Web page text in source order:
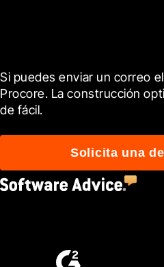
Si puedes enviar un correo
Procore. La construcción
de fácil.
Solicita una